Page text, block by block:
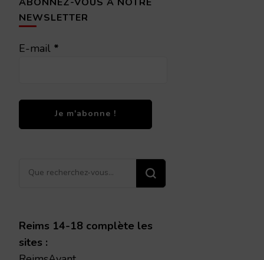
ABONNEZ-VOUS À NOTRE
NEWSLETTER
E-mail *
Vous
Reims 14-18 complète les
sites :